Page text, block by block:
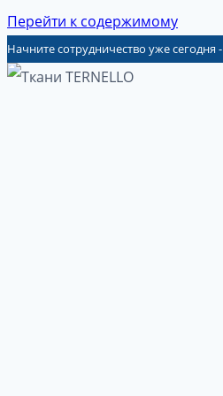
Перейти к содержимому
Начните сотрудничество уже сегодня -